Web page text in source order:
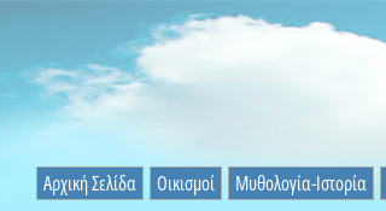
Αρχική Σελίδα Οικισμοί Μυθολογία-Ιστορία